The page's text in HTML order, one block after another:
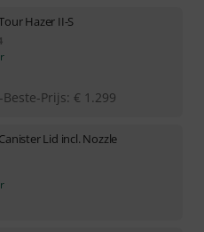
Hazer II-S
Prijs: € 1.299
Canister Lid incl. Nozzle